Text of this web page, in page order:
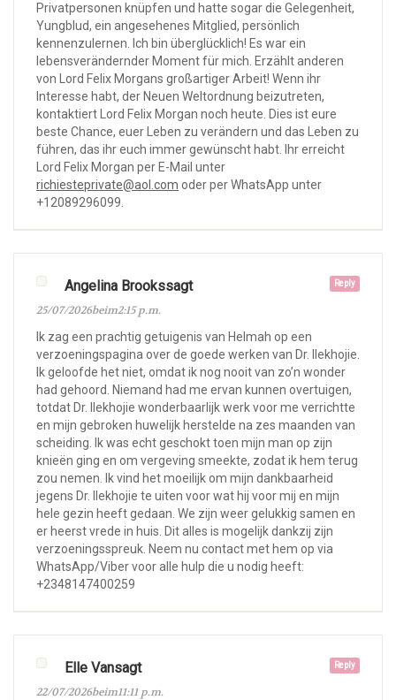
Privatpersonen knüpfen und hatte sogar die Gelegenheit,
Yungblud, ein angesehenes Mitglied, persönlich
kennenzulernen. Ich bin überglücklich! Es war ein
lebensverändernder Moment für mich. Erzählt anderen
von Lord Felix Morgans großartiger Arbeit! Wenn ihr
Interesse habt, der Neuen Weltordnung beizutreten,
kontaktiert Lord Felix Morgan noch heute. Dies ist eure
beste Chance, euer Leben zu verändern und das Leben zu
führen, das ihr euch immer gewünscht habt. Ihr erreicht
Lord Felix Morgan per E-Mail unter
richiesteprivate@aol.com oder per WhatsApp unter
+12089296099.
Reply
Angelina Brookssagt
25/07/2026beim2:15 p.m.
Ik zag een prachtig getuigenis van Helmah op een
verzoeningspagina over de goede werken van Dr. Ilekhojie.
Ik geloofde het niet, omdat ik nog nooit van zo’n wonder
had gehoord. Niemand had me ervan kunnen overtuigen,
totdat Dr. Ilekhojie wonderbaarlijk werk voor me verrichtte
en mijn gebroken huwelijk herstelde na zes maanden van
scheiding. Ik was echt geschokt toen mijn man op zijn
knieën ging en om vergeving smeekte, zodat ik hem terug
zou nemen. Ik vind het moeilijk om mijn dankbaarheid
jegens Dr. Ilekhojie te uiten voor wat hij voor mij en mijn
hele gezin heeft gedaan. We zijn weer gelukkig samen en
er heerst vrede in huis. Dit alles is mogelijk dankzij zijn
verzoeningsspreuk. Neem nu contact met hem op via
WhatsApp/Viber voor alle hulp die u nodig heeft:
+2348147400259
Reply
Elle Vansagt
22/07/2026beim11:11 p.m.